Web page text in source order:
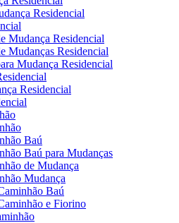
Residencial
Mudança Residencial
Mudanças Residencial
Mudança Residencial
Residencial
Baú
Baú para Mudanças
de Mudança
Mudança
Baú
e Fiorino